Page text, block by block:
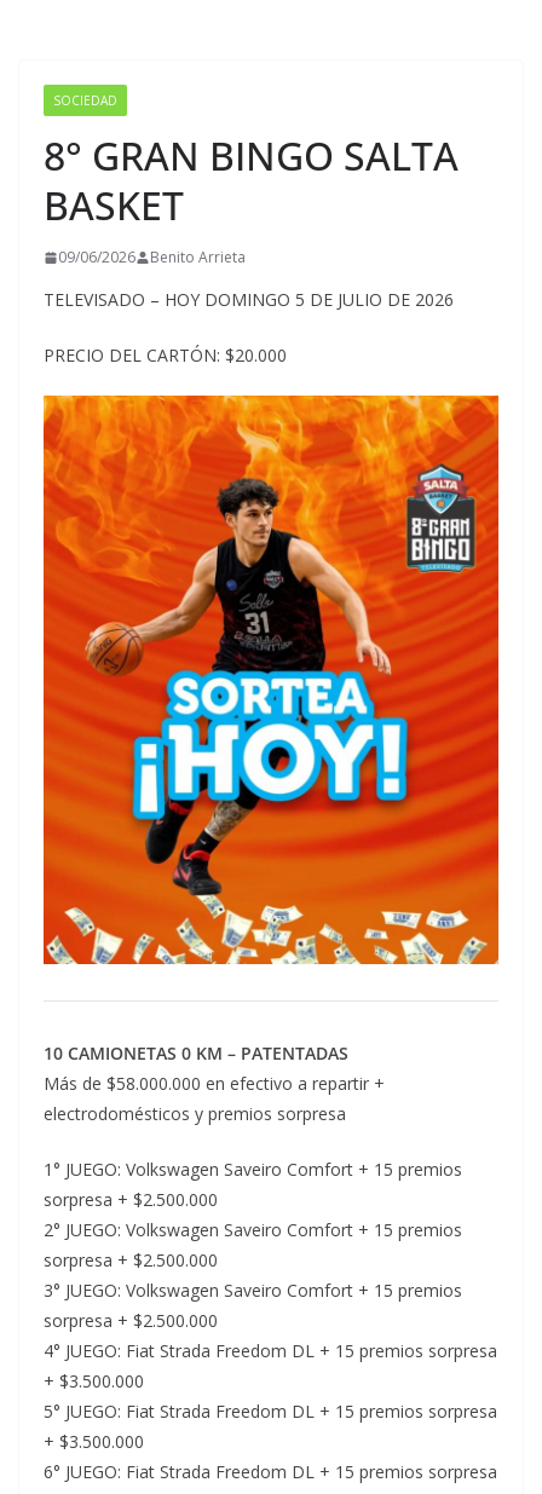
SOCIEDAD
8° GRAN BINGO SALTA
BASKET
09/06/2026 Benito Arrieta
TELEVISADO – HOY DOMINGO 5 DE JULIO DE 2026
PRECIO DEL CARTÓN: $20.000
10 CAMIONETAS 0 KM – PATENTADAS
Más de $58.000.000 en efectivo a repartir +
electrodomésticos y premios sorpresa
1° JUEGO: Volkswagen Saveiro Comfort + 15 premios
sorpresa + $2.500.000
2° JUEGO: Volkswagen Saveiro Comfort + 15 premios
sorpresa + $2.500.000
3° JUEGO: Volkswagen Saveiro Comfort + 15 premios
sorpresa + $2.500.000
4° JUEGO: Fiat Strada Freedom DL + 15 premios sorpresa
+ $3.500.000
5° JUEGO: Fiat Strada Freedom DL + 15 premios sorpresa
+ $3.500.000
6° JUEGO: Fiat Strada Freedom DL + 15 premios sorpresa